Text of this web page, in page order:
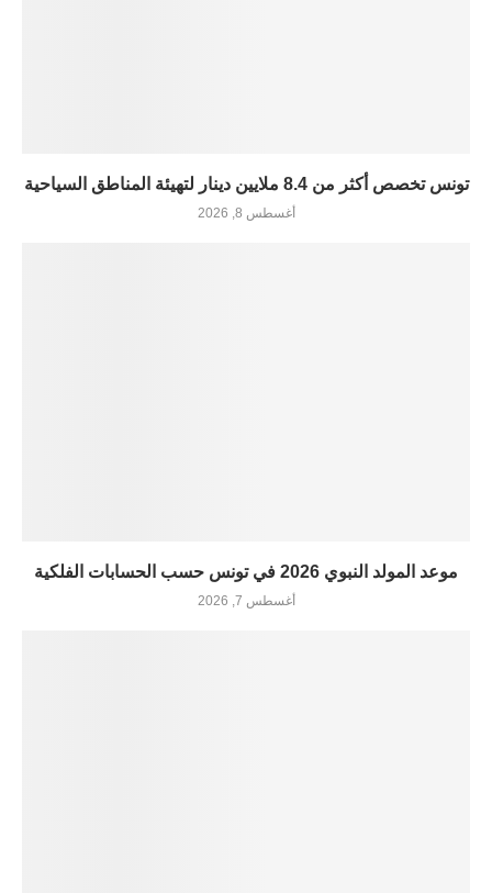
تونس تخصص أكثر من 8.4 ملايين دينار لتهيئة المناطق السياحية
أغسطس 8, 2026
موعد المولد النبوي 2026 في تونس حسب الحسابات الفلكية
أغسطس 7, 2026